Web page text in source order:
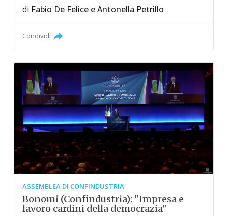
di Fabio De Felice eAntonella Petrillo
Condividi
ASSEMBLEA DI CONFINDUSTRIA
Bonomi (Confindustria): "Impresa e
lavoro cardini della democrazia"